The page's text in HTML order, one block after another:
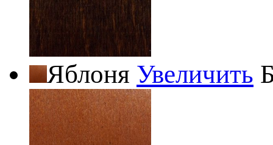
Яблоня Увеличить